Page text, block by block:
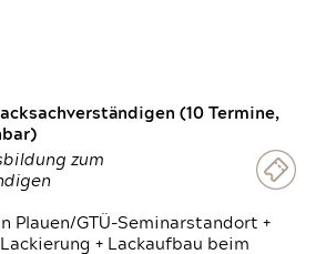
(10 Termine,
zum
Plauen/GTÜ-Seminarstandort +
+ Lackaufbau beim